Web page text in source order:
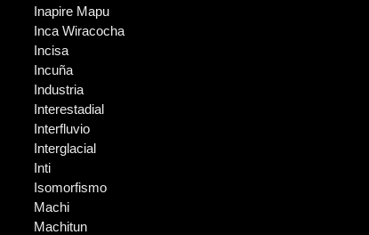
Inapire Mapu
Inca Wiracocha
Incisa
Incuña
Industria
Interestadial
Interfluvio
Interglacial
Inti
Isomorfismo
Machi
Machitun